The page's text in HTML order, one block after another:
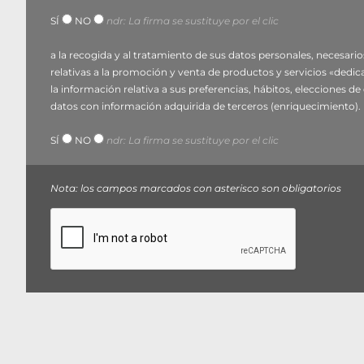
El suministro de datos esobligatoriopara responder a
El suministro de datos es
facultativo para finalidades
Conservación:
marketing y perfilado (2.b y 2.c): hasta el logro de las
Modalidades: tratamiento informático, telemático y/o
Podrán acceder a los datos personales:
empleados, personal asimilado y colaboradores
proveedores de servicios técnicos, logísticos,
SÍ NO ndr: La firma se sustituye por el clic
a la recogida y al tratamiento de sus datos personales,
relativas a la promoción y venta de productos y servicios
la información relativa a sus preferencias, hábitos, elecciones
datos con información adquirida de terceros (enriquecimiento).
SÍ NO ndr: La firma se sustituye por el clic
Nota: los campos marcados con asterisco son obligatorios